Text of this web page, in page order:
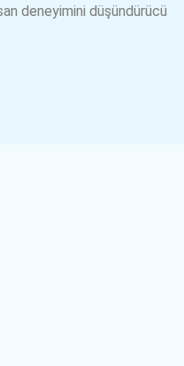
deneyimini düşündürücü